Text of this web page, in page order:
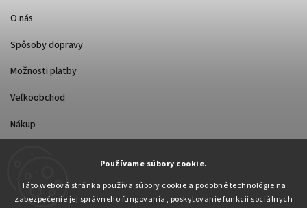
Používame súbory cookie.
Táto webová stránka používa súbory cookie a podobné technológie na
zabezpečenie jej správneho fungovania, poskytovanie funkcií sociálnych
O nás
Spôsoby dopravy
Možnosti platby
Veľkoobchod
Nákup